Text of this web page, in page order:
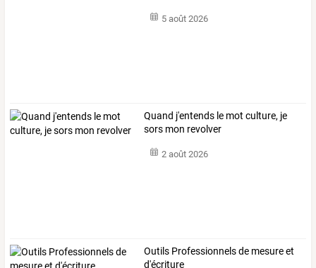
5 août 2026
Quand j'entends le mot culture, je
sors mon revolver
2 août 2026
Outils Professionnels de mesure et
d'écriture